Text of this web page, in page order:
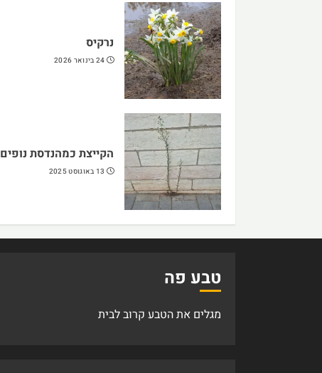
נרקיס
24 בינואר 2026
הקייצת כמהנדסת נופים
13 באוגוסט 2025
טבע פה
מגלים את הטבע קרוב לבית